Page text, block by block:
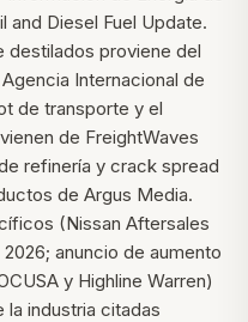
and Diesel Fuel Update.
destilados proviene del
Internacional de
de transporte y el
de FreightWaves
refinería y crack spread
de Argus Media.
(Nissan Aftersales
anuncio de aumento
y Highline Warren)
industria citadas